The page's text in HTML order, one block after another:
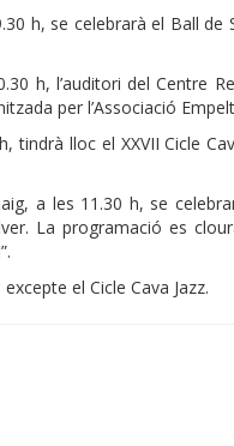
h, se celebrarà el Ball
h, l’auditori del Centre
per l’Associació
tindrà lloc el XXVII Cicle
a les 11.30 h, se
La programació es
el Cicle Cava Jazz.